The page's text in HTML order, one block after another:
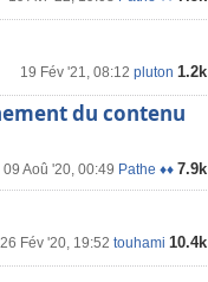
19 Fév '21, 08:12 pluton 1.2k
du contenu
09 Aoû '20, 00:49 Pathe ♦♦ 7.9k
26 Fév '20, 19:52 touhami 10.4k